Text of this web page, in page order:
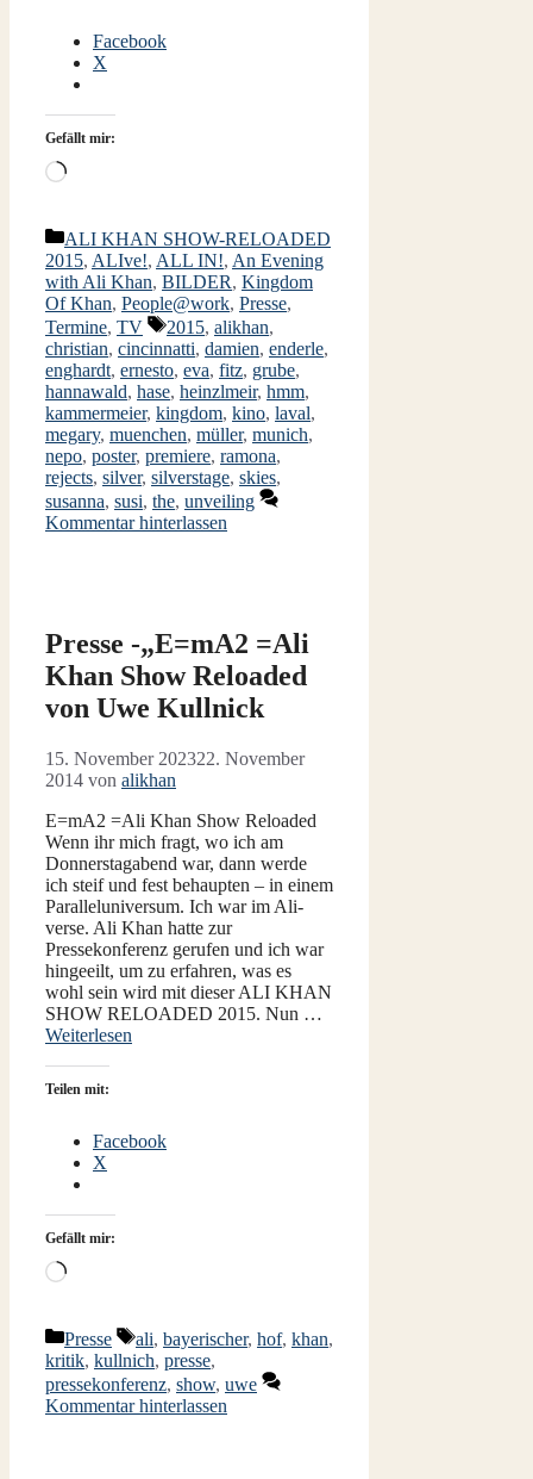
Facebook
X
Gefällt mir:
Wird
Kategorien
ALI KHAN SHOW-RELOADED
2015, ALIve!, ALL IN!, An Evening
with Ali Khan, BILDER, Kingdom
Of Khan, People@work, Presse,
Termine, TV Schlagwörter
2015, alikhan,
christian, cincinnatti, damien, enderle,
enghardt, ernesto, eva, fitz, grube,
hannawald, hase, heinzlmeir, hmm,
kammermeier, kingdom, kino, laval,
megary, muenchen, müller, munich,
nepo, poster, premiere, ramona,
rejects, silver, silverstage, skies,
susanna, susi, the, unveiling
Kommentar hinterlassen
Presse -„E=mA2 =Ali
Khan Show Reloaded
von Uwe Kullnick
15. November 202322. November
2014 von alikhan
E=mA2 =Ali Khan Show Reloaded
Wenn ihr mich fragt, wo ich am
Donnerstagabend war, dann werde
ich steif und fest behaupten – in einem
Paralleluniversum. Ich war im Ali-
verse. Ali Khan hatte zur
Pressekonferenz gerufen und ich war
hingeeilt, um zu erfahren, was es
wohl sein wird mit dieser ALI KHAN
SHOW RELOADED 2015. Nun …
Weiterlesen
Teilen mit:
Facebook
X
Gefällt mir:
Wird
Kategorien
Presse Schlagwörter
ali, bayerischer, hof, khan,
kritik, kullnich, presse,
pressekonferenz, show, uwe
Kommentar hinterlassen